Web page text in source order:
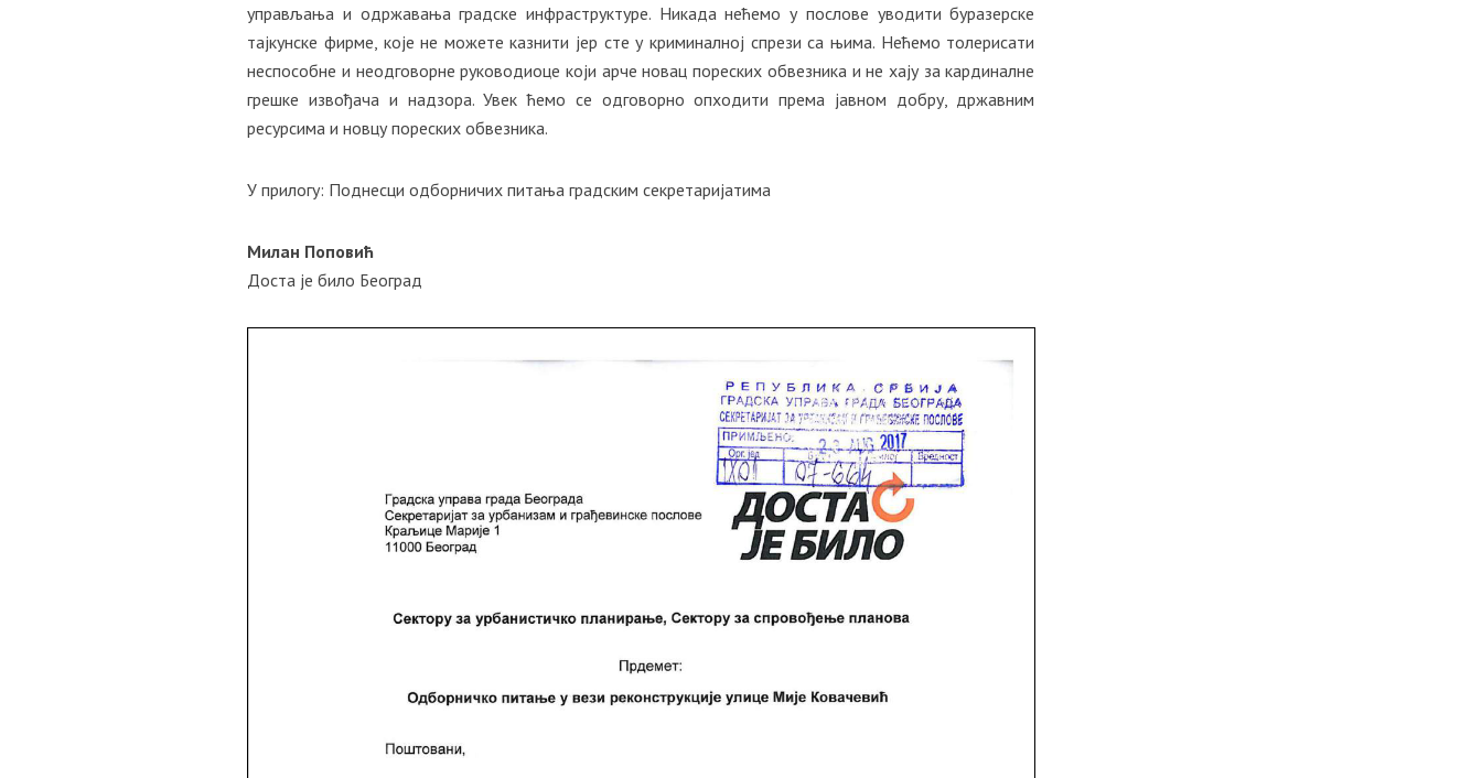
управљања и одржавања градске инфраструктуре. Никада нећемо у послове уводити буразерске
тајкунске фирме, које не можете казнити јер сте у криминалној спрези са њима. Нећемо толерисати
неспособне и неодговорне руководиоце који арче новац пореских обвезника и не хају за кардиналне
грешке извођача и надзора. Увек ћемо се одговорно опходити према јавном добру, државним
ресурсима и новцу пореских обвезника.
У прилогу: Поднесци одборничих питања градским секретаријатима
Милан Поповић
Доста је било Београд